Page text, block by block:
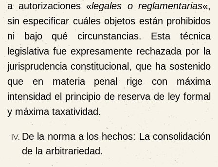
a autorizaciones «legales o reglamentarias«,
sin especificar cuáles objetos están prohibidos
ni bajo qué circunstancias. Esta técnica
legislativa fue expresamente rechazada por la
jurisprudencia constitucional, que ha sostenido
que en materia penal rige con máxima
intensidad el principio de reserva de ley formal
y máxima taxatividad.
De la norma a los hechos: La consolidación
de la arbitrariedad.